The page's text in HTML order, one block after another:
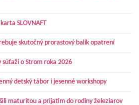
SLOVNAFT
skutočný prorastový balík opatrení
súťaži o Strom roka 2026
detský tábor i jesenné workshopy
maturitou a prijatím do rodiny železiarov